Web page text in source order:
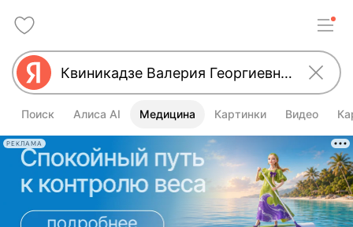
Поиск Алиса AI Медицина Картинки Видео
РЕКЛАМА